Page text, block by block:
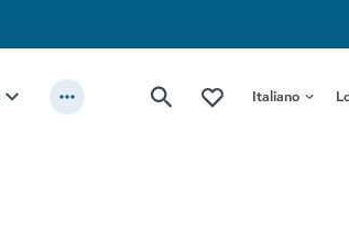
Italiano